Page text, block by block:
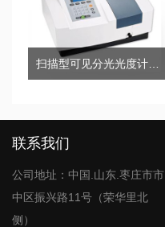
联系我们
公司地址：中国.山东.枣庄市市
中区振兴路11号（荣华里北
侧）